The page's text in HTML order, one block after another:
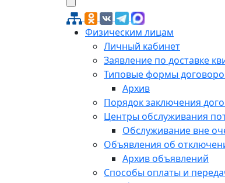
Физическим лицам
Личный кабинет
Заявление по доставке
Типовые формы
Архив
Порядок заключения
Центры обслуживания
Обслуживание вне
Объявления об
Архив объявлений
Способы оплаты и